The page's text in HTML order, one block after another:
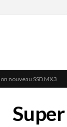
nouveau SSD MX3